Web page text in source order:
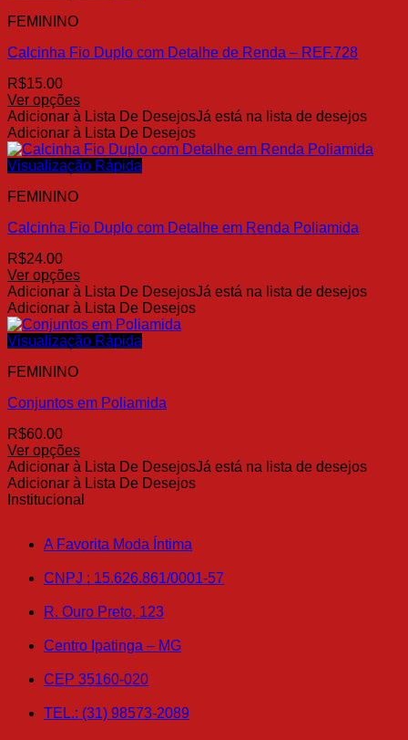
As
podem
escolhidas
na
página
do
produto
FEMININO
Calcinha Fio Duplo com Detalhe de Renda – REF.728
R$15.00
Ver opções
Este
produto
tem
várias
As
podem
escolhidas
na
página
do
produto
Adicionar à Lista De DesejosJá está na lista de desejos
Adicionar à Lista De Desejos
Visualização Rápida
FEMININO
Calcinha Fio Duplo com Detalhe em Renda Poliamida
R$24.00
Ver opções
Este
produto
tem
várias
As
podem
escolhidas
na
página
do
produto
Adicionar à Lista De DesejosJá está na lista de desejos
Adicionar à Lista De Desejos
Visualização Rápida
FEMININO
Conjuntos em Poliamida
R$60.00
Ver opções
Este
produto
tem
podem
escolhidas
página
produto
Adicionar à Lista De DesejosJá está na lista de desejos
Adicionar à Lista De Desejos
Institucional
A Favorita Moda Íntima
CNPJ : 15.626.861/0001-57
R. Ouro Preto, 123
Centro Ipatinga – MG
CEP 35160-020
TEL.: (31) 98573-2089